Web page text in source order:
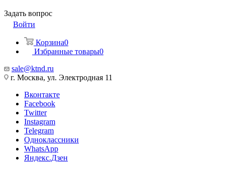
Задать вопрос
Войти
Корзина0
Избранные товары0
sale@ktnd.ru
г. Москва, ул. Электродная 11
Вконтакте
Facebook
Twitter
Instagram
Telegram
Одноклассники
WhatsApp
Яндекс.Дзен